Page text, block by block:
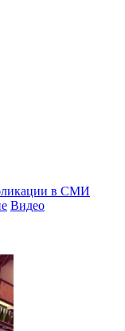
в СМИ
Видео